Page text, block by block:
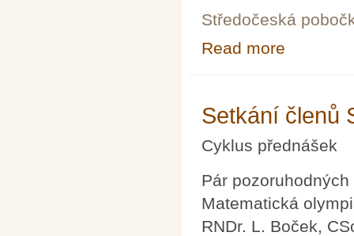
Středočeská
Read more
Setkání členů
Cyklus přednášek
Pár
Matematická
RNDr. L. Boček,